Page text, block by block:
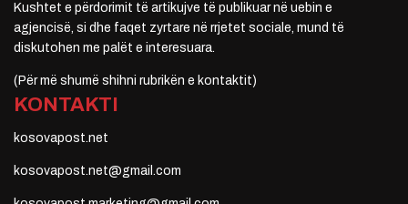
Kushtet e përdorimit të artikujve të publikuar në uebin e
agjencisë, si dhe faqet zyrtare në rrjetet sociale, mund të
diskutohen me palët e interesuara.
(Për më shumë shihni rubrikën e kontaktit)
KONTAKTI
kosovapost.net
kosovapost.net@gmail.com